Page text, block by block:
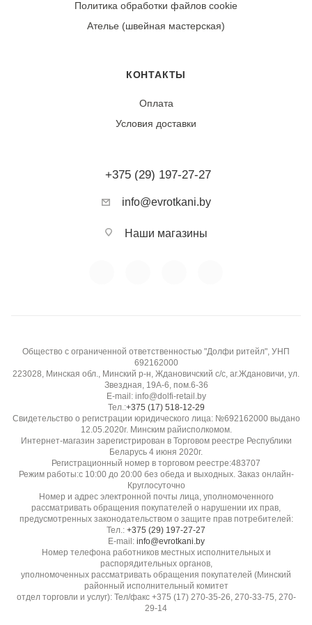
Износостойкость:
3%). Качественное крашение обеспечивает стойкость
переплетение полотна гарантирует устойчивость к
пиллингу и деформации.
Эластичность:
Гладкость / скользкость:
Удобна в раскрое, не скользит
Прозрачность:
Непрозрачная
Устойчивость к пиллингу:
Высокая, не скатывается
Бренд / производитель:
Diffusione Tessile S.r.l.
Политика обработки файлов cookie
Ателье (швейная мастерская)
КОНТАКТЫ
Оплата
Условия доставки
+375 (29) 197-27-27
info@evrotkani.by
Наши магазины
Общество с ограниченной ответственностью "Долфи ритейл", УНП
692162000
223028, Минская обл., Минский р-н, Ждановичский с/с, аг.Ждановичи, ул.
Звездная, 19А-6, пом.6-36
E-mail: info@dolfi-retail.by
Тел.:+375 (17) 518-12-29
Свидетельство о регистрации юридического лица: №692162000 выдано
12.05.2020г. Минским райисполкомом.
Интернет-магазин зарегистрирован в Торговом реестре Республики
Беларусь 4 июня 2020г.
Регистрационный номер в торговом реестре:483707
Режим работы:с 10:00 до 20:00 без обеда и выходных. Заказ онлайн-
Круглосуточно
Номер и адрес электронной почты лица, уполномоченного
рассматривать обращения покупателей о нарушении их прав,
предусмотренных законодательством о защите прав потребителей:
Тел.: +375 (29) 197-27-27
E-mail: info@evrotkani.by
Номер телефона работников местных исполнительных и
распорядительных органов,
уполномоченных рассматривать обращения покупателей (Минский
районный исполнительный комитет
отдел торговли и услуг): Тел/факс +375 (17) 270-35-26, 270-33-75, 270-
29-14